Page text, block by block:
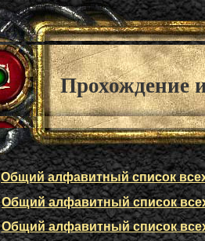
Прохождение
Общий алфавитный список
Общий алфавитный список
Общий алфавитный список